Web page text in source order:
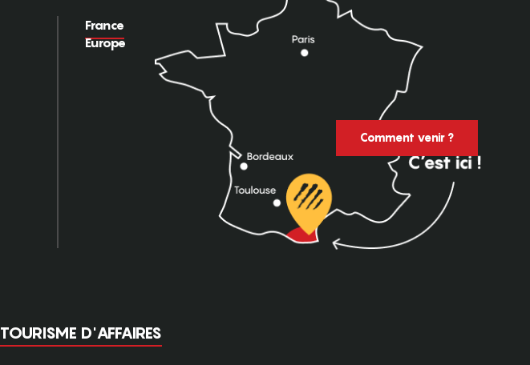
France
Europe
Comment venir ?
TOURISME D'AFFAIRES